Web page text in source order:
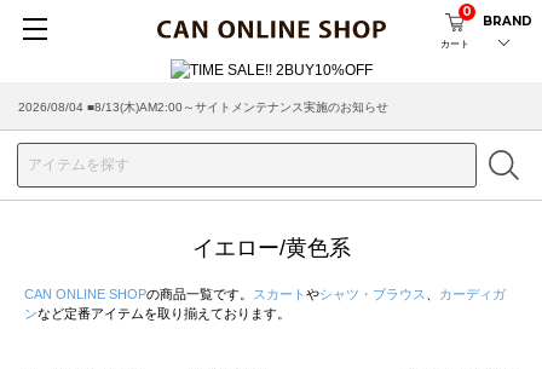
カート
0
BRAND
2026/07/29 ■【お知らせ】ヤマト運輸の配送遅延・停止について
イエロー/黄色系
CAN ONLINE SHOPの商品一覧です。 スカート やシャツ・ブラウス
カーディガ
ンなど定番アイテムを取り揃えております。